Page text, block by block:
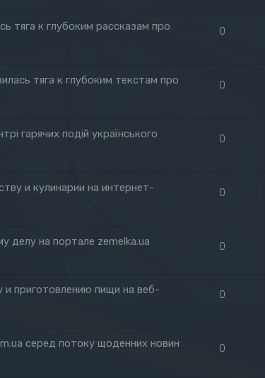
тяга к глубоким рассказам про
0
тяга к глубоким текстам про
0
гарячих подій українського
0
и кулинарии на интернет-
0
делу на портале zemelka.ua 0
приготовлению пищи на веб-
0
серед потоку щоденних новин 0